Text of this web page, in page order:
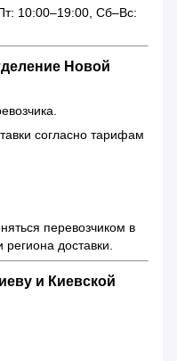
10:00–19:00, Сб–Вс:
Новой
согласно тарифам
перевозчиком в
доставки.
и Киевской